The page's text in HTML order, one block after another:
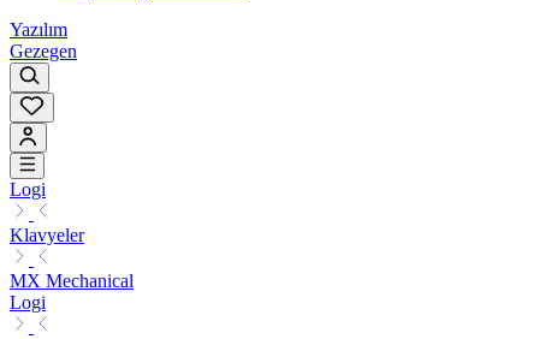
Yazılım
Gezegen
Logi
Klavyeler
MX Mechanical
Logi